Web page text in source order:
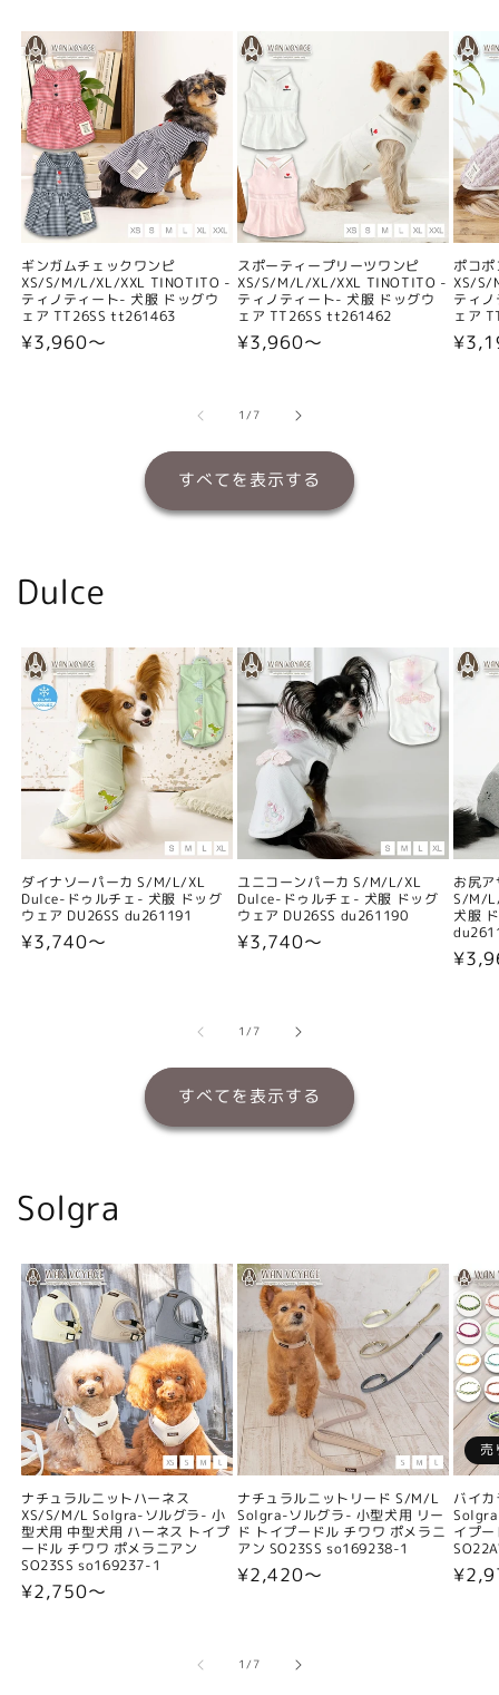
ギンガムチェックワンピ
XS/S/M/L/XL/XXL TINOTITO -
ティノティート- 犬服 ドッグウ
ェア TT26SS tt261463
通
¥3,960〜
スポーティープリーツワンピ
XS/S/M/L/XL/XXL TINOTITO -
ティノティート- 犬服 ドッグウ
ェア TT26SS tt261462
通
格
¥3,960〜
ポコ
XS/S/
ティ
ェア
通
1/の
7
すべてを表示する
Dulce
ダイナソーパーカ S/M/L/XL
Dulce-ドゥルチェ- 犬服 ドッグ
ウェア DU26SS du261191
通
¥3,740〜
ユニコーンパーカ S/M/L/XL
Dulce-ドゥルチェ- 犬服 ドッグ
ウェア DU26SS du261190
通
¥3,740〜
お尻
S/M/
犬服
通
1/の
7
すべてを表示する
Solgra
ナチュラルニットハーネス
XS/S/M/L Solgra-ソルグラ- 小
型犬用 中型犬用 ハーネス トイプ
ードル チワワ ポメラニアン
SO23SS so169237-1
通
¥2,750〜
ナチュラルニットリード S/M/L
Solgra-ソルグラ- 小型犬用 リー
ド トイプードル チワワ ポメラニ
アン SO23SS so169238-1
通
¥2,420〜
売
バイ
イプ
通
1/の
7